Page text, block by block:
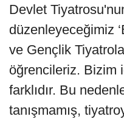
Devlet
düzenleyeceğimiz
ve Gençlik
öğrencileriz. Bizim
farklıdır. Bu
tanışmamış,